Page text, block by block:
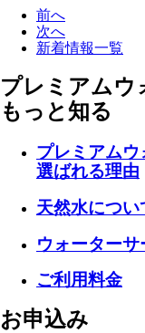
前へ
次へ
新着情報一覧
プレミアムウ
もっと知る
プレミアム
選ばれる理由
天然水につい
ウォーターサ
ご利用料金
お申込み